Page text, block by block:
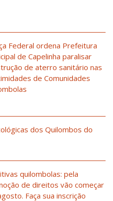
Federal ordena Prefeitura
de Capelinha paralisar
de aterro sanitário nas
de Comunidades
dos Quilombos do
quilombolas: pela
de direitos vão começar
Faça sua inscrição